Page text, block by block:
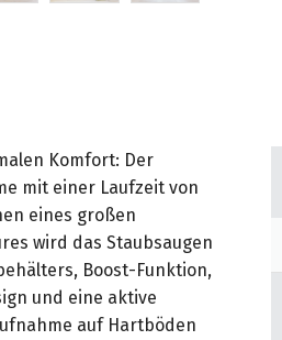
Komfort: Der
mit einer Laufzeit von
eines großen
wird das Staubsaugen
Boost-Funktion,
und eine aktive
auf Hartböden